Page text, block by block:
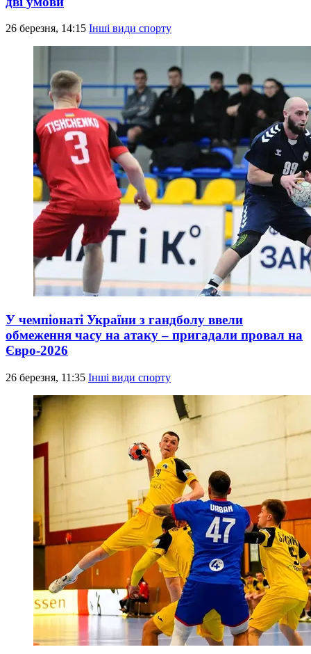
26 березня, 14:15 Інші види спорту
У чемпіонаті України з гандболу ввели
обмеження часу на атаку – пригадали провал на
Євро-2026
26 березня, 11:35 Інші види спорту